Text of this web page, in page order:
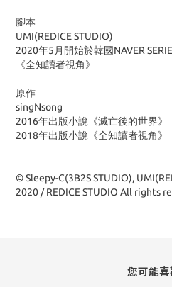
腳本
UMI(REDICE STUDIO)
2020年5月開始於韓國NAVER
《全知讀者視角》
原作
singNsong
2016年出版小說《滅亡後的世界》
2018年出版小說《全知讀者視角》
© Sleepy-C(3B2S STUDIO),
2020 / REDICE STUDIO All rights
您可能